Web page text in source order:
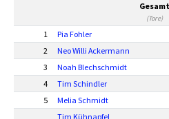
Gesamt
(Tore)
1 Pia Fohler
2
Neo Willi Ackermann
3
Noah Blechschmidt
4
Tim Schindler
5
Melia Schmidt
Tim Kühnapfel